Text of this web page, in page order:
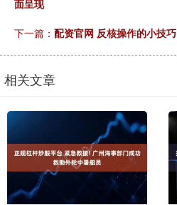
面呈现
下一篇： 配资官网 反核操作的小技巧
相关文章